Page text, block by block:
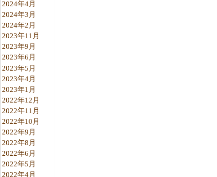
2024年4月
2024年3月
2024年2月
2023年11月
2023年9月
2023年6月
2023年5月
2023年4月
2023年1月
2022年12月
2022年11月
2022年10月
2022年9月
2022年8月
2022年6月
2022年5月
2022年4月